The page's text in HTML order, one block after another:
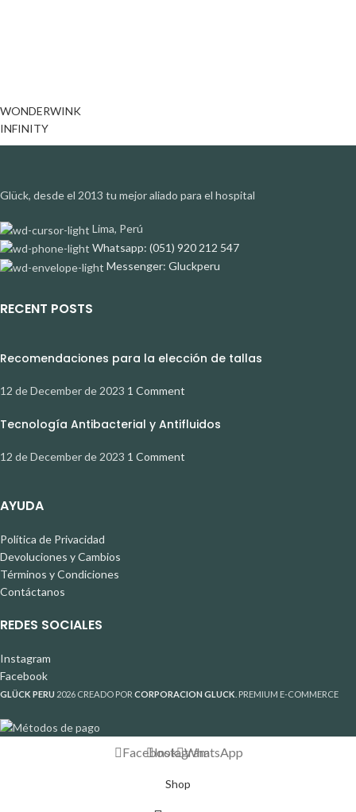
WONDERWINK
INFINITY
Glück, desde el 2013 tu mejor aliado para el hospital
Lima, Perú
Whatsapp: (051) 920 212 547
Messenger: Gluckperu
RECENT POSTS
Recomendaciones para la elección de tallas
12 de December de 2023 1 Comment
Tecnología Antibacterial y Antifluidos
12 de December de 2023 1 Comment
AYUDA
Política de Privacidad
Devoluciones y Cambios
Términos y Condiciones
Contáctanos
REDES SOCIALES
Instagram
Facebook
GLÜCK PERU 2026 CREADO POR CORPORACION GLUCK . PREMIUM E-COMMERCE
FacebookInstagramWhatsApp
Shop